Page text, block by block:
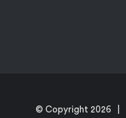
© Copyright 2026 |